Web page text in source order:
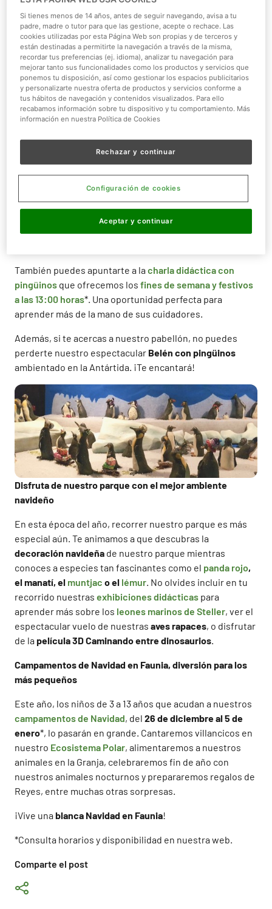
Comparte el post
Unos de los animales que más nos encanta observar en
esta época del año son nuestros pingüinos. En Faunia,
contamos unacolonia de más de 100 ejemplares , de
especies diferentes . De las 17 existentes en el mundo,
en nuestro pabellón podrás observar alpingüino rey ,
papúa,saltarrocas,adelia,barbijoy otras dos especies
que no provienen de la Antártida, el
Estas magníficas aves nadadoras se encuentran ahora
en su invierno, ¡contemperaturas entre los -2ºC y los
! Si quieres experimentarlas y conocer de cerca a
esta bella especie, no tienes más que embarcarte en
, la interacción con pingüinos de
Faunia. ¡Un estupendo regalo que puedes hacerte esta
También puedes apuntarte a lacharla didáctica con
pingüinos que ofrecemos los fines de semana y festivos
a las 13:00 horas*. Una oportunidad perfecta para
aprender más de la mano de sus cuidadores.
Además, si te acercas a nuestro pabellón, no puedes
perderte nuestro espectacular Belén con pingüinos
ambientado en la Antártida. ¡Te encantará!
Disfruta de nuestro parque con el mejor ambiente
navideño
En esta época del año, recorrer nuestro parque es más
especial aún. Te animamos a que descubras la
decoración navideña de nuestro parque mientras
conoces a especies tan fascinantes como el panda rojo,
el manatí, el muntjac o el lémur. No olvides incluir en tu
recorrido nuestras exhibiciones didácticas para
aprender más sobre los leones marinos de Steller, ver el
espectacular vuelo de nuestras aves rapaces, o disfrutar
de la película 3D Caminando entre dinosaurios.
Campamentos de Navidad en Faunia, diversión para los
más pequeños
Este año, los niños de 3 a 13 años que acudan a nuestros
campamentos de Navidad, del 26 de diciembre al 5 de
enero*, lo pasarán en grande. Cantaremos villancicos en
nuestro Ecosistema Polar, alimentaremos a nuestros
animales en la Granja, celebraremos fin de año con
nuestros animales nocturnos y prepararemos regalos de
Reyes, entre muchas otras sorpresas.
¡Vive unablanca Navidad en Faunia!
*Consulta horarios y disponibilidad en nuestra web.
Si tienes menos de 14 años, antes de seguir navegando, avisa a tu
padre, madre o tutor para que las gestione, acepte o rechace. Las
cookies utilizadas por esta Página Web son propias y de terceros y
están destinadas a permitirte la navegación a través de la misma,
recordar tus preferencias (ej. idioma), analizar tu navegación para
mejorar tanto sus funcionalidades como los productos y servicios que
ponemos tu disposición, así como gestionar los espacios publicitarios
y personalizarte nuestra oferta de productos y servicios conforme a
tus hábitos de navegación y contenidos visualizados. Para ello
recabamos información sobre tu dispositivo y tu comportamiento. Más
información en nuestra Política de Cookies
Rechazar y continuar
Aceptar y continuar
Configuración de cookies